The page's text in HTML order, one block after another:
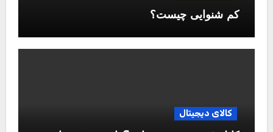
کم شنوایی چیست؟
کالای دیجیتال